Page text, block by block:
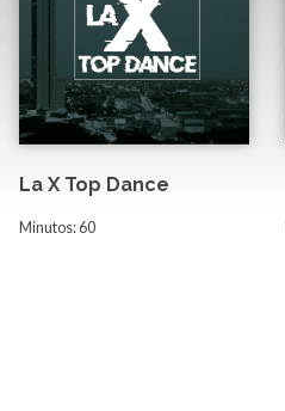
La X Top Dance
Minutos: 60